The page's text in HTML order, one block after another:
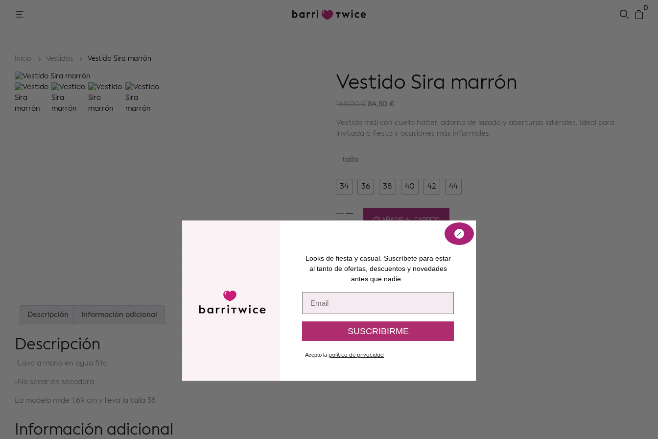
0
Inicio Vestidos Vestido Sira marrón
Vestido Sira marrón
169,00€ 84,50 €
Vestido midi con cuello halter, adorno de lazada y aberturas laterales. Ideal para
invitada a fiesta y ocasiones más informales.
talla
34 36 38 40 42 44
AÑADIR AL CARRITO
Añadir a lista de deseos
Categorías:
Descripción Información adicional
Descripción
-Lava a mano en agua fría
-No secar en secadora
La modelo mide 1,69 cm y lleva la talla 38
Información adicional
Looks de fiesta y casual. Suscríbete para estar
al tanto de ofertas, descuentos y novedades
antes que nadie.
SUSCRIBIRME
Acepto la política de privacidad